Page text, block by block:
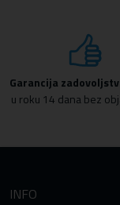
Garancija
u roku 14 dana bez
INFO